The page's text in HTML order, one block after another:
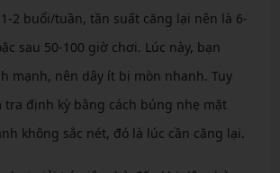
2 buổi/tuần, tần suất căng lại nên là 6-
sau 50-100 giờ chơi. Lúc này, bạn
mạnh, nên dây ít bị mòn nhanh. Tuy
tra định kỳ bằng cách búng nhẹ mặt
không sắc nét, đó là lúc cần căng lại.